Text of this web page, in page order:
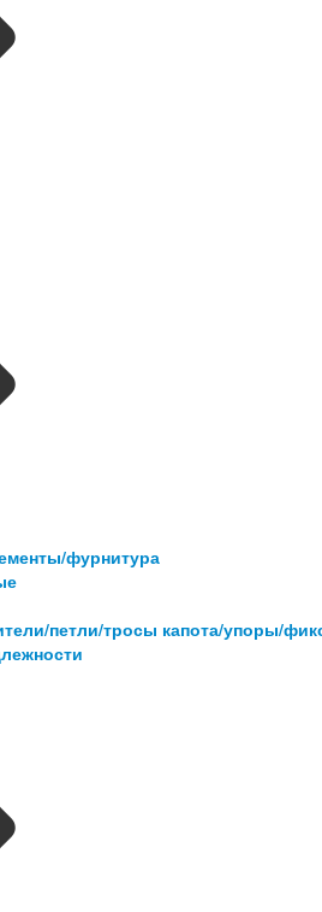
фурнитура
петли/тросы капота/упоры/